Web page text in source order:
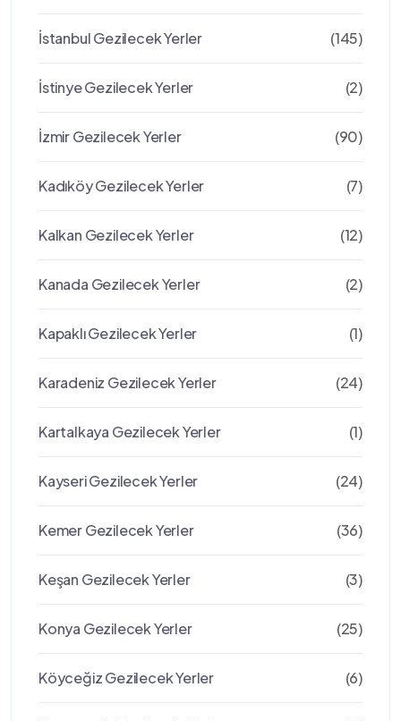
İstanbul Gezilecek Yerler (145)
İstinye Gezilecek Yerler (2)
İzmir Gezilecek Yerler (90)
Kadıköy Gezilecek Yerler (7)
Kalkan Gezilecek Yerler (12)
Kanada Gezilecek Yerler (2)
Kapaklı Gezilecek Yerler (1)
Karadeniz Gezilecek Yerler (24)
Kartalkaya Gezilecek Yerler (1)
Kayseri Gezilecek Yerler (24)
Kemer Gezilecek Yerler (36)
Keşan Gezilecek Yerler (3)
Konya Gezilecek Yerler (25)
Köyceğiz Gezilecek Yerler (6)